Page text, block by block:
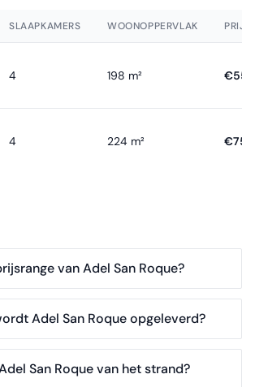
SLAAPKAMERS WOONOPPERVLAK PRIJS
4 198 m²
4 224 m²
van Adel San Roque?
Adel San Roque opgeleverd?
San Roque van het strand?